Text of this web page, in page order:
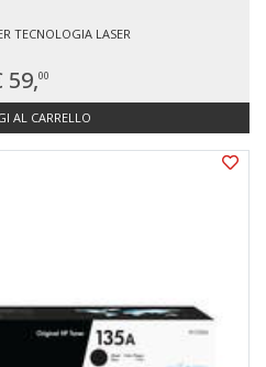
TECNOLOGIA LASER
59,00
AL CARRELLO